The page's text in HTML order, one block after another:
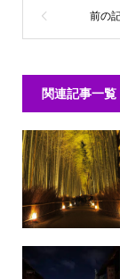
関連記事一覧